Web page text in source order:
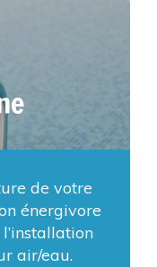
de votre
énergivore
air/eau.